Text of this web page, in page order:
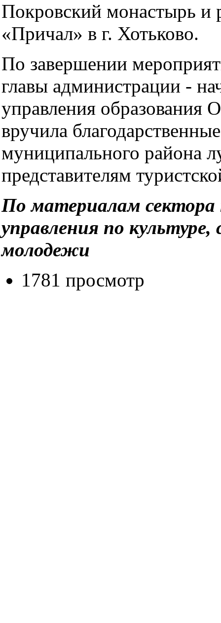
Покровский монастырь и
«Причал» в г. Хотьково.
По завершении
главы администрации -
управления образования
вручила
муниципального района
представителям
По материалам сектора
управления по
молодежи
1781 просмотр